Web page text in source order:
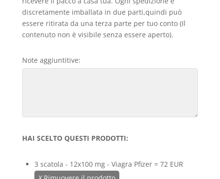
discretamente imballata in due parti,quindi può
essere ritirata da una terza parte per tuo conto (Il
contenuto non è visibile senza essere aperto).
Note aggiuntitive:
HAI SCELTO QUESTI PRODOTTI:
3 scatola - 12x100 mg - Viagra Pfizer = 72 EUR